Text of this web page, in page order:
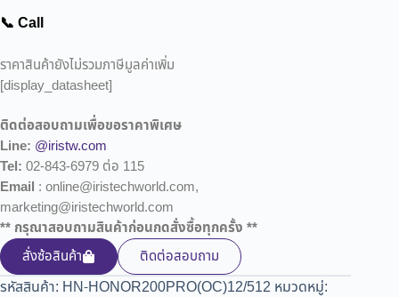
📞 Call
ราคาสินค้ายังไม่รวมภาษีมูลค่าเพิ่ม
[display_datasheet]
ติดต่อสอบถามเพื่อขอราคาพิเศษ
Line: @iristw.com
Tel: 02-843-6979 ต่อ 115
Email : online@iristechworld.com,
marketing@iristechworld.com
** กรุณาสอบถามสินค้าก่อนกดสั่งซื้อทุกครั้ง **
สั่งซ้อสินค้า
ติดต่อสอบถาม
รหัสสินค้า: HN-HONOR200PRO(OC)12/512 หมวดหมู่: